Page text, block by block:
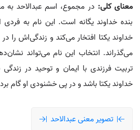
معنای کلی: در مجموع، اسم عبدالاحد به
بنده خداوند یگانه است. این نام به فردی
خداوند یکتا افتخار می‌کند و زندگی‌اش را
می‌گذراند. انتخاب این نام می‌تواند
تربیت فرزندی با ایمان و توحید در
خداوند یکتا باشد و در پی خشنودی او گام
تصویر معنی عبدالاحد